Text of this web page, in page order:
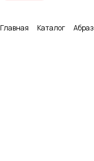
Главная Каталог